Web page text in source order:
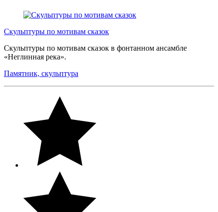
Скульптуры по мотивам сказок
Скульптуры по мотивам сказок в фонтанном ансамбле
«Неглинная река».
Памятник, скульптура